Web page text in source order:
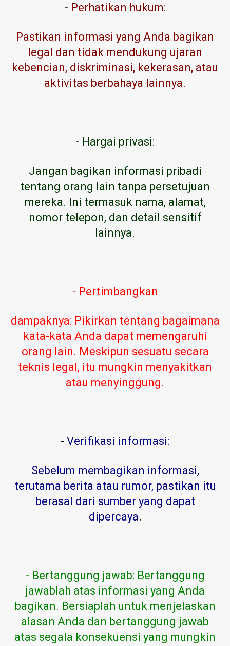
- Perhatikan hukum:
Pastikan informasi yang Anda bagikan
legal dan tidak mendukung ujaran
kebencian, diskriminasi, kekerasan, atau
aktivitas berbahaya lainnya.
- Hargai privasi:
Jangan bagikan informasi pribadi
tentang orang lain tanpa persetujuan
mereka. Ini termasuk nama, alamat,
nomor telepon, dan detail sensitif
lainnya.
- Pertimbangkan
dampaknya: Pikirkan tentang bagaimana
kata-kata Anda dapat memengaruhi
orang lain. Meskipun sesuatu secara
teknis legal, itu mungkin menyakitkan
atau menyinggung.
- Verifikasi informasi:
Sebelum membagikan informasi,
terutama berita atau rumor, pastikan itu
berasal dari sumber yang dapat
dipercaya.
- Bertanggung jawab: Bertanggung
jawablah atas informasi yang Anda
bagikan. Bersiaplah untuk menjelaskan
alasan Anda dan bertanggung jawab
atas segala konsekuensi yang mungkin